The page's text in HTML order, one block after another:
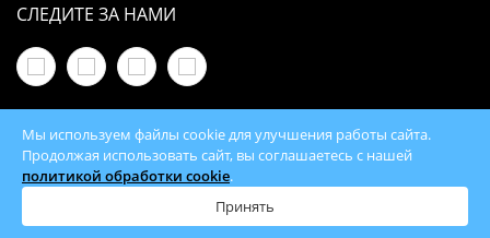
СЛЕДИТЕ ЗА НАМИ
© 2026 100Kotlov.by — продажа отопительного
оборудования с доставкой по всей Беларуси
Мы используем файлы cookie для улучшения работы сайта.
Продолжая использовать сайт, вы соглашаетесь с нашей
политикой обработки cookie.
Принять